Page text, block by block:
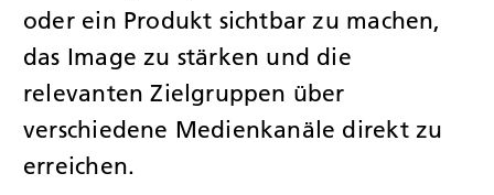
oder ein Produkt sichtbar zu machen,
das Image zu stärken und die
relevanten Zielgruppen über
verschiedene Medienkanäle direkt zu
erreichen.